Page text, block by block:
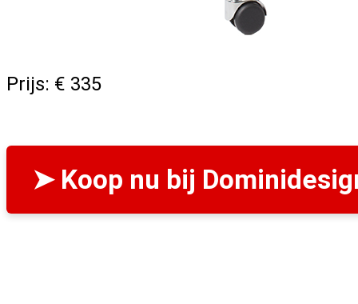
Prijs: € 335
➤ Koop nu bij